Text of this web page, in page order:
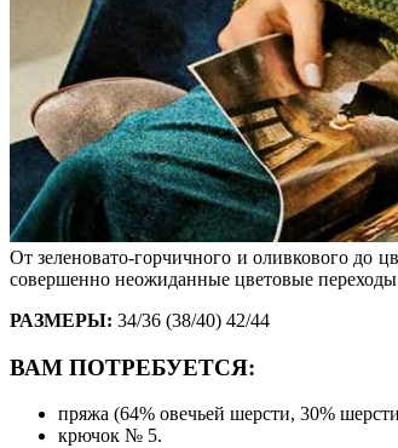
От зеленовато-горчичного и оливкового до
совершенно неожиданные цветовые
РАЗМЕРЫ: 34/36 (38/40) 42/44
ВАМ ПОТРЕБУЕТСЯ:
пряжа (64% овечьей шерсти, 30%
крючок № 5.